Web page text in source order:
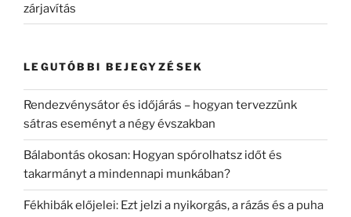
zárjavítás
LEGUTÓBBI BEJEGYZÉSEK
Rendezvénysátor és időjárás – hogyan tervezzünk
sátras eseményt a négy évszakban
Bálabontás okosan: Hogyan spórolhatsz időt és
takarmányt a mindennapi munkában?
Fékhibák előjelei: Ezt jelzi a nyikorgás, a rázás és a puha